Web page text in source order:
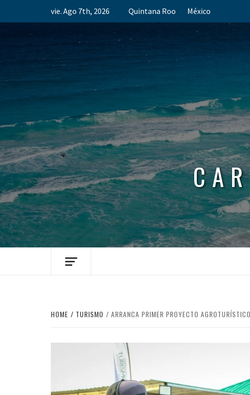
vie. Ago 7th, 2026 Quintana Roo México
HOME TURISMO ARRANCA PRIMER PROYECTO